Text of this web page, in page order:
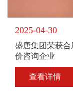
2025-04-30
盛唐集团荣获
价咨询企业
查看详情